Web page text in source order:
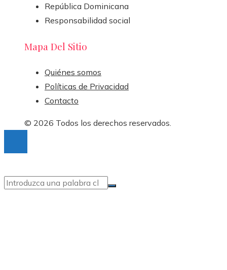
República Dominicana
Responsabilidad social
Mapa Del Sitio
Quiénes somos
Políticas de Privacidad
Contacto
© 2026 Todos los derechos reservados.